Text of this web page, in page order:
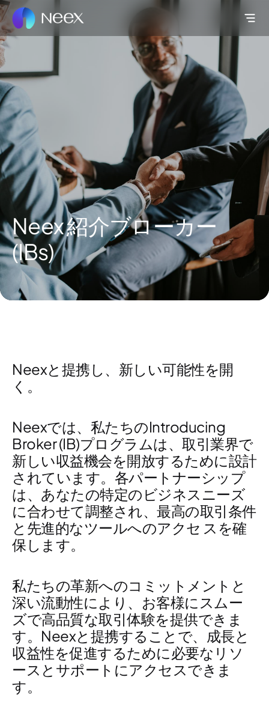
Neex 紹介ブローカー
(IBs)
Neexと提携し、新しい可能性を開
く。
Neexでは、私たちのIntroducing
Broker (IB)プログラムは、取引業界で
新しい収益機会を開放するために設計
されています。各パートナーシップ
は、あなたの特定のビジネスニーズ
に合わせて調整され、最高の取引条件
と先進的なツールへのアクセ スを確
保します。
私たちの革新へのコミットメントと
深い流動性により、お客様にスムー
ズで高品質な取引体験を提供できま
す。Neexと提携することで、成長と
収益性を促進するために必要なリソ
ースとサポートにアクセスできま
す。